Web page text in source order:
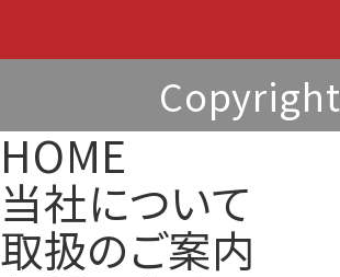
HOME
当社について
取扱のご案内